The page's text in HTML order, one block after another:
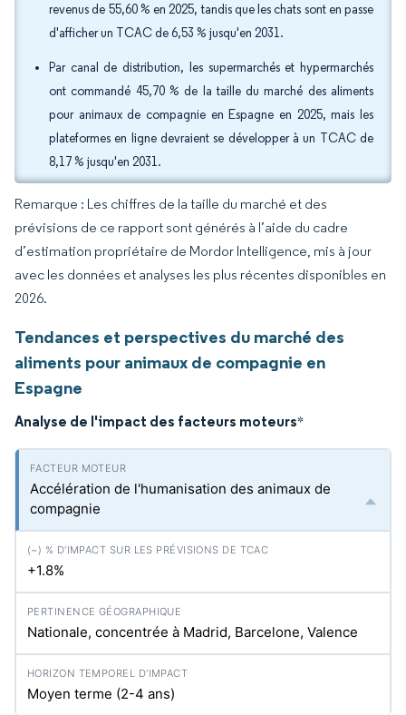
revenus de 55,60 % en 2025, tandis que les chats sont en passe
d'afficher un TCAC de 6,53 % jusqu'en 2031.
Par canal de distribution, les supermarchés et hypermarchés
ont commandé 45,70 % de la taille du marché des aliments
pour animaux de compagnie en Espagne en 2025, mais les
plateformes en ligne devraient se développer à un TCAC de
8,17 % jusqu'en 2031.
Remarque : Les chiffres de la taille du marché et des
prévisions de ce rapport sont générés à l’aide du cadre
d’estimation propriétaire de Mordor Intelligence, mis à jour
avec les données et analyses les plus récentes disponibles en
2026.
Tendances et perspectives du marché des
aliments pour animaux de compagnie en
Espagne
Analyse de l'impact des facteurs moteurs*
Accélération de l'humanisation des animaux de
compagnie
+1.8%
Nationale, concentrée à Madrid, Barcelone, Valence
Moyen terme (2-4 ans)